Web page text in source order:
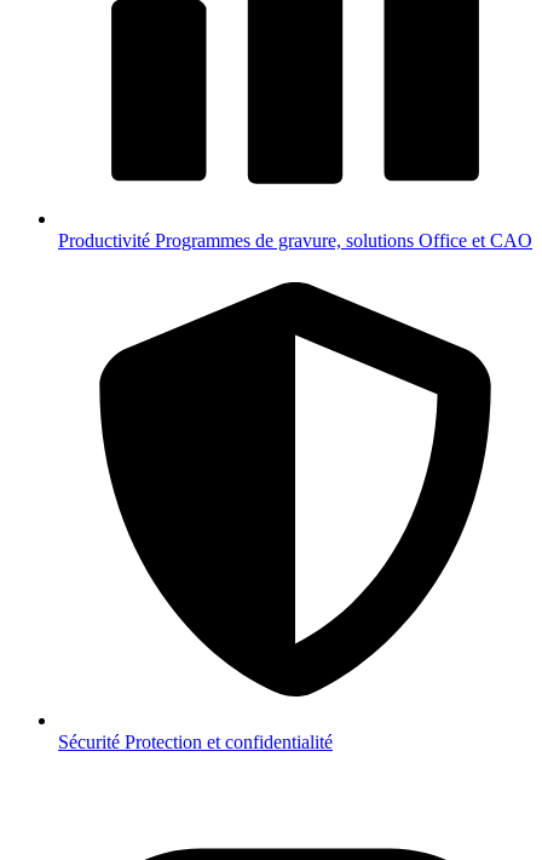
Productivité Programmes de gravure, solutions Office et CAO
Sécurité Protection et confidentialité